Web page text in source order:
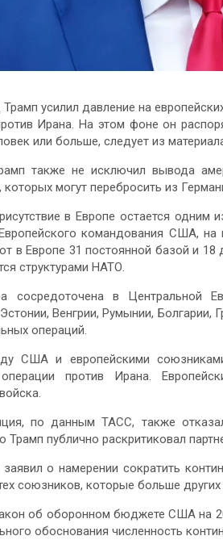
усилил давление на
Ирана. На этом фоне он
или больше, следует из
также не исключил вывода
могут перебросить из
в Европе остается
командования США, на
в Европе 31 постоянной базой и
структурами НАТО.
сосредоточена в
Венгрии, Румынии, Болгарии,
операций.
США и европейскими
против Ирана.
по данным ТАСС, также
Трамп публично раскритиковал
о намерении сократить
союзников, которые больше других
об оборонном бюджете США на
обоснования численность